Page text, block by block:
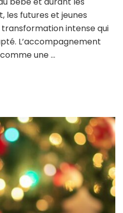
les futures et jeunes
intense qui
L’accompagnement
une …